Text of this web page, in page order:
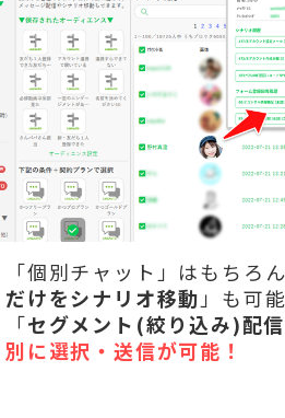
「個別チャット」はもちろ
だけをシナリオ移動 」も可能
「セグメント(絞り込み)配信
別に選択・送信が可能！